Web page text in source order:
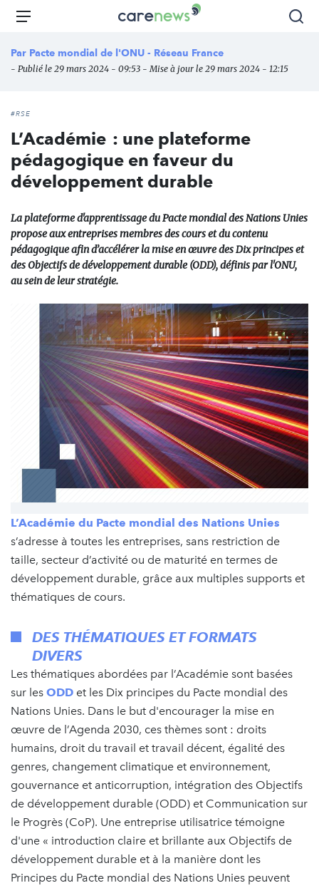
Aller
principal
Carenews,
média
des
Menu
Par Pacte mondial de l'ONU - Réseau France
- Publié le 29 mars 2024 - 09:53 - Mise à jour le 29 mars 2024 - 12:15
#RSE
L’Académie : une plateforme
pédagogique en faveur du
développement durable
La plateforme d'apprentissage du Pacte mondial des Nations Unies
propose aux entreprises membres des cours et du contenu
pédagogique afin d’accélérer la mise en œuvre des Dix principes et
des Objectifs de développement durable (ODD), définis par l'ONU,
au sein de leur stratégie.
L’Académie du Pacte mondial des Nations Unies
s’adresse à toutes les entreprises, sans restriction de
taille, secteur d’activité ou de maturité en termes de
développement durable, grâce aux multiples supports et
thématiques de cours.
DES THÉMATIQUES ET FORMATS
DIVERS
Les thématiques abordées par l’Académie sont basées
sur les ODD et les Dix principes du Pacte mondial des
Nations Unies. Dans le but d'encourager la mise en
œuvre de l’Agenda 2030, ces thèmes sont : droits
humains, droit du travail et travail décent, égalité des
genres, changement climatique et environnement,
gouvernance et anticorruption, intégration des Objectifs
de développement durable (ODD) et Communication sur
le Progrès (CoP). Une entreprise utilisatrice témoigne
d'une « introduction claire et brillante aux Objectifs de
développement durable et à la manière dont les
Principes du Pacte mondial des Nations Unies peuvent